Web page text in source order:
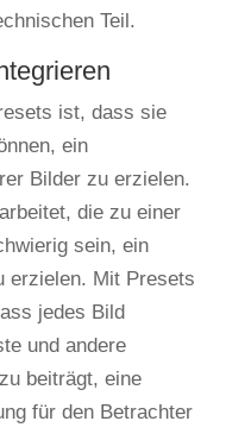
Teil.
ist, dass sie
ein
Bilder zu erzielen.
die zu einer
sein, ein
erzielen. Mit Presets
jedes Bild
und andere
beiträgt, eine
für den Betrachter